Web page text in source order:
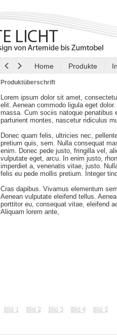
Home Produkte
Produktüberschrift
Lorem ipsum dolor sit amet,
elit. Aenean commodo ligula eget dolor.
massa. Cum sociis natoque penatibus
parturient montes, nascetur ridiculus
Donec quam felis, ultricies nec,
pretium quis, sem. Nulla consequat
enim. Donec pede justo, fringilla vel,
vulputate eget, arcu. In enim justo,
imperdiet a, venenatis vitae, justo.
felis eu pede mollis pretium. Integer
Cras dapibus. Vivamus elementum
Aenean vulputate eleifend tellus.
porttitor eu, consequat vitae, eleifend
Aliquam lorem ante,